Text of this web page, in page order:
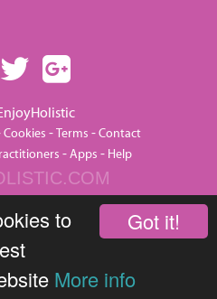
Got it!
to
More info
Cookies -Terms -Contact
-Apps - Help